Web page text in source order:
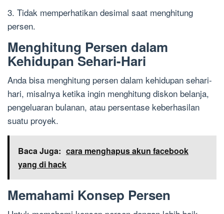
3. Tidak memperhatikan desimal saat menghitung
persen.
Menghitung Persen dalam
Kehidupan Sehari-Hari
Anda bisa menghitung persen dalam kehidupan sehari-
hari, misalnya ketika ingin menghitung diskon belanja,
pengeluaran bulanan, atau persentase keberhasilan
suatu proyek.
Baca Juga: cara menghapus akun facebook
yang di hack
Memahami Konsep Persen